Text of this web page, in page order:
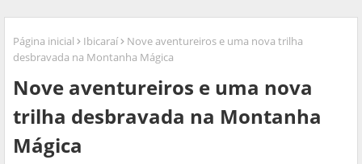
Página inicial Ibicaraí
Nove aventureiros e uma nova trilha
desbravada na Montanha Mágica
Nove aventureiros e uma nova
trilha desbravada na Montanha
Mágica